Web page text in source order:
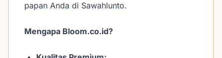
papan Anda di Sawahlunto.
Mengapa Bloom.co.id?